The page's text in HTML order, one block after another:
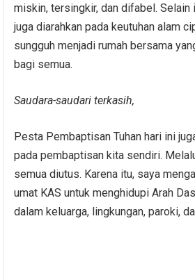
miskin, tersingkir, dan difabel. Selain
juga diarahkan pada keutuhan alam
sungguh menjadi rumah bersama
bagi semua.
Saudara-saudari terkasih,
Pesta Pembaptisan Tuhan hari ini
pada pembaptisan kita sendiri.
semua diutus. Karena itu, saya
umat KAS untuk menghidupi Arah
dalam keluarga, lingkungan, paroki,